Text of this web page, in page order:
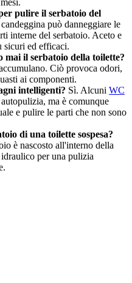
pulire il serbatoio del
può danneggiare le
interne del serbatoio. Aceto e
sicuri ed efficaci.
mai il serbatoio della toilette?
Ciò provoca odori,
ai componenti.
intelligenti? Sì. Alcuni WC
ma è comunque
e pulire le parti che non sono
di una toilette sospesa?
è nascosto all'interno della
per una pulizia